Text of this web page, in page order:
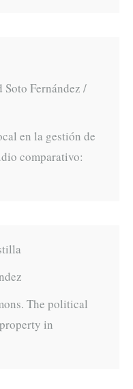
Soto Fernández /
en la gestión de
comparativo:
The political
in